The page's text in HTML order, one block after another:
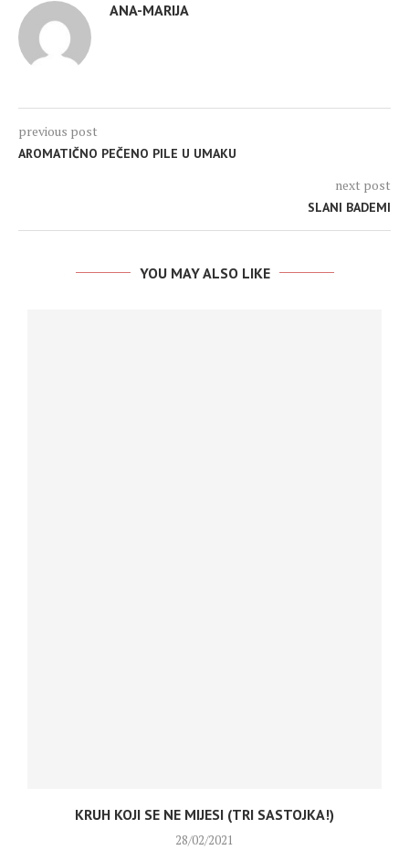
ANA-MARIJA
previous post
AROMATIČNO PEČENO PILE U UMAKU
next post
SLANI BADEMI
YOU MAY ALSO LIKE
KRUH KOJI SE NE MIJESI (TRI SASTOJKA!)
28/02/2021